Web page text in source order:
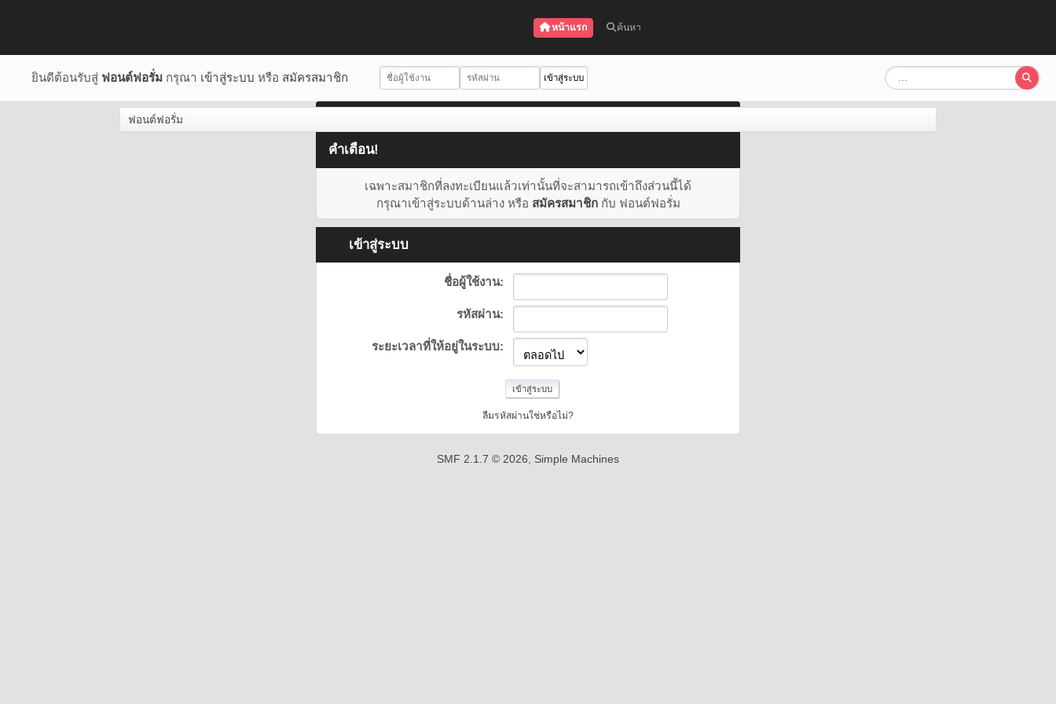
หน้าแรก ค้นหา
ยินดีต้อนรับสู่ ฟอนต์ฟอรั่ม กรุณา เข้าสู่ระบบ หรือ สมัครสมาชิก
ฟอนต์ฟอรั่ม
คำเตือน!
เฉพาะสมาชิกที่ลงทะเบียนแล้วเท่านั้นที่จะสามารถเข้าถึงส่วนนี้ได้
กรุณาเข้าสู่ระบบด้านล่าง หรือ สมัครสมาชิกกับ ฟอนต์ฟอรั่ม
เข้าสู่ระบบ
ชื่อผู้ใช้งาน:
รหัสผ่าน:
ระยะเวลาที่ให้อยู่ในระบบ:
ลืมรหัสผ่านใช่หรือไม่?
SMF 2.1.7 © 2026, Simple Machines